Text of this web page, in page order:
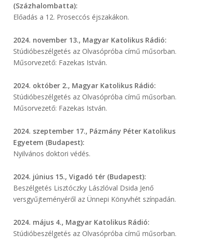
(Százhalombatta):
Előadás a 12. Proseccós éjszakákon.
2024. november 13., Magyar Katolikus Rádió:
Stúdióbeszélgetés az Olvasópróba című műsorban.
Műsorvezető: Fazekas István.
2024. október 2., Magyar Katolikus Rádió:
Stúdióbeszélgetés az Olvasópróba című műsorban.
Műsorvezető: Fazekas István.
2024. szeptember 17., Pázmány Péter Katolikus
Egyetem (Budapest):
Nyilvános doktori védés.
2024. június 15., Vigadó tér (Budapest):
Beszélgetés Lisztóczky Lászlóval Dsida Jenő
versgyűjteményéről az Ünnepi Könyvhét színpadán.
2024. május 4., Magyar Katolikus Rádió:
Stúdióbeszélgetés az Olvasópróba című műsorban.